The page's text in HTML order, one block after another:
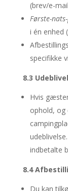
(brev/e-
Første-
i én enhed
specifikke
8.3
Hvis
ophold, og
indbetalte
8.4
Du kan